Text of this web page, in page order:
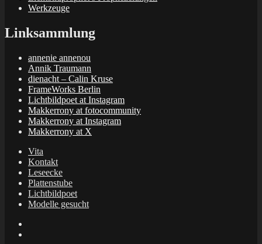
Werkzeuge
Linksammlung
annenie annenou
Annik Traumann
dienacht – Calin Kruse
FrameWorks Berlin
Lichtbildpoet at Instagram
Makkerrony at fotocommunity
Makkerrony at Instagram
Makkerrony at X
Vita
Kontakt
Leseecke
Plattenstube
Lichtbildpoet
Modelle gesucht